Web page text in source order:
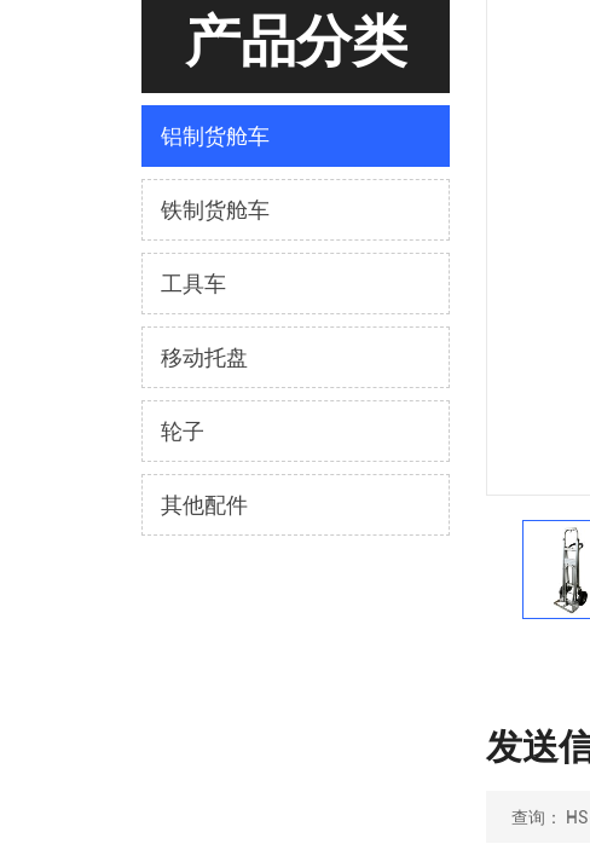
产品分类
铝制货舱车
铁制货舱车
工具车
移动托盘
轮子
其他配件
发送